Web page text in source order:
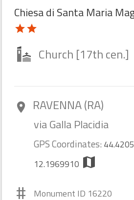
Chiesa di Santa Maria
starstar
Church [17th cen.]
room RAVENNA (RA)
via Galla Placidia
GPS Coordinates:
12.1969910 map
# Monument ID 16220